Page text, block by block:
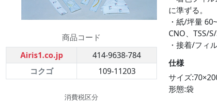
商品コード
Airis1.co.jp
414-9638-784
コクゴ
109-11203
消費税区分
に準ずる。
・紙/坪量
CNO、TSS/
・接着/フィ
仕様
サイズ
形態:袋